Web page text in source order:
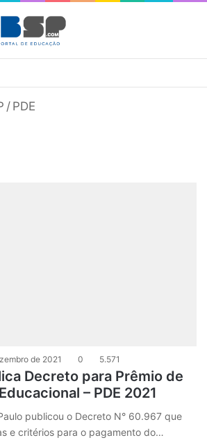
/ PDE
de 2021 0 5.571
Decreto para Prêmio de
– PDE 2021
publicou o Decreto N° 60.967 que
e critérios para o pagamento do…